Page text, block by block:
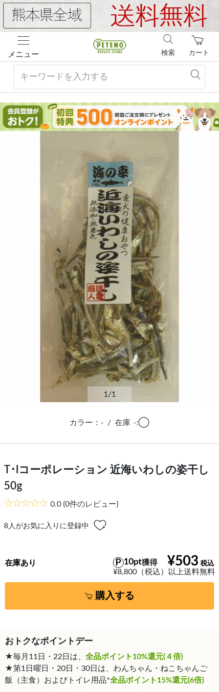
メニュー カート
検索
1/1
カラー：- / 在庫 -:◯
T･Iコーポレーション 近海いわしの姿干し
50g
0.0 (0件のレビュー)
8 人がお気に入りに登録中
¥503
10pt獲得
¥8,800（税込）以上送料無料
在庫あり
購入する
おトクなポイントデー
★毎月11日・22日は、 全品ポイント10%還元(４倍)
★第1日曜日・20日・30日は、わんちゃん・ねこちゃんご
飯（主食）およびトイレ用品*全品ポイント15%還元(6倍)